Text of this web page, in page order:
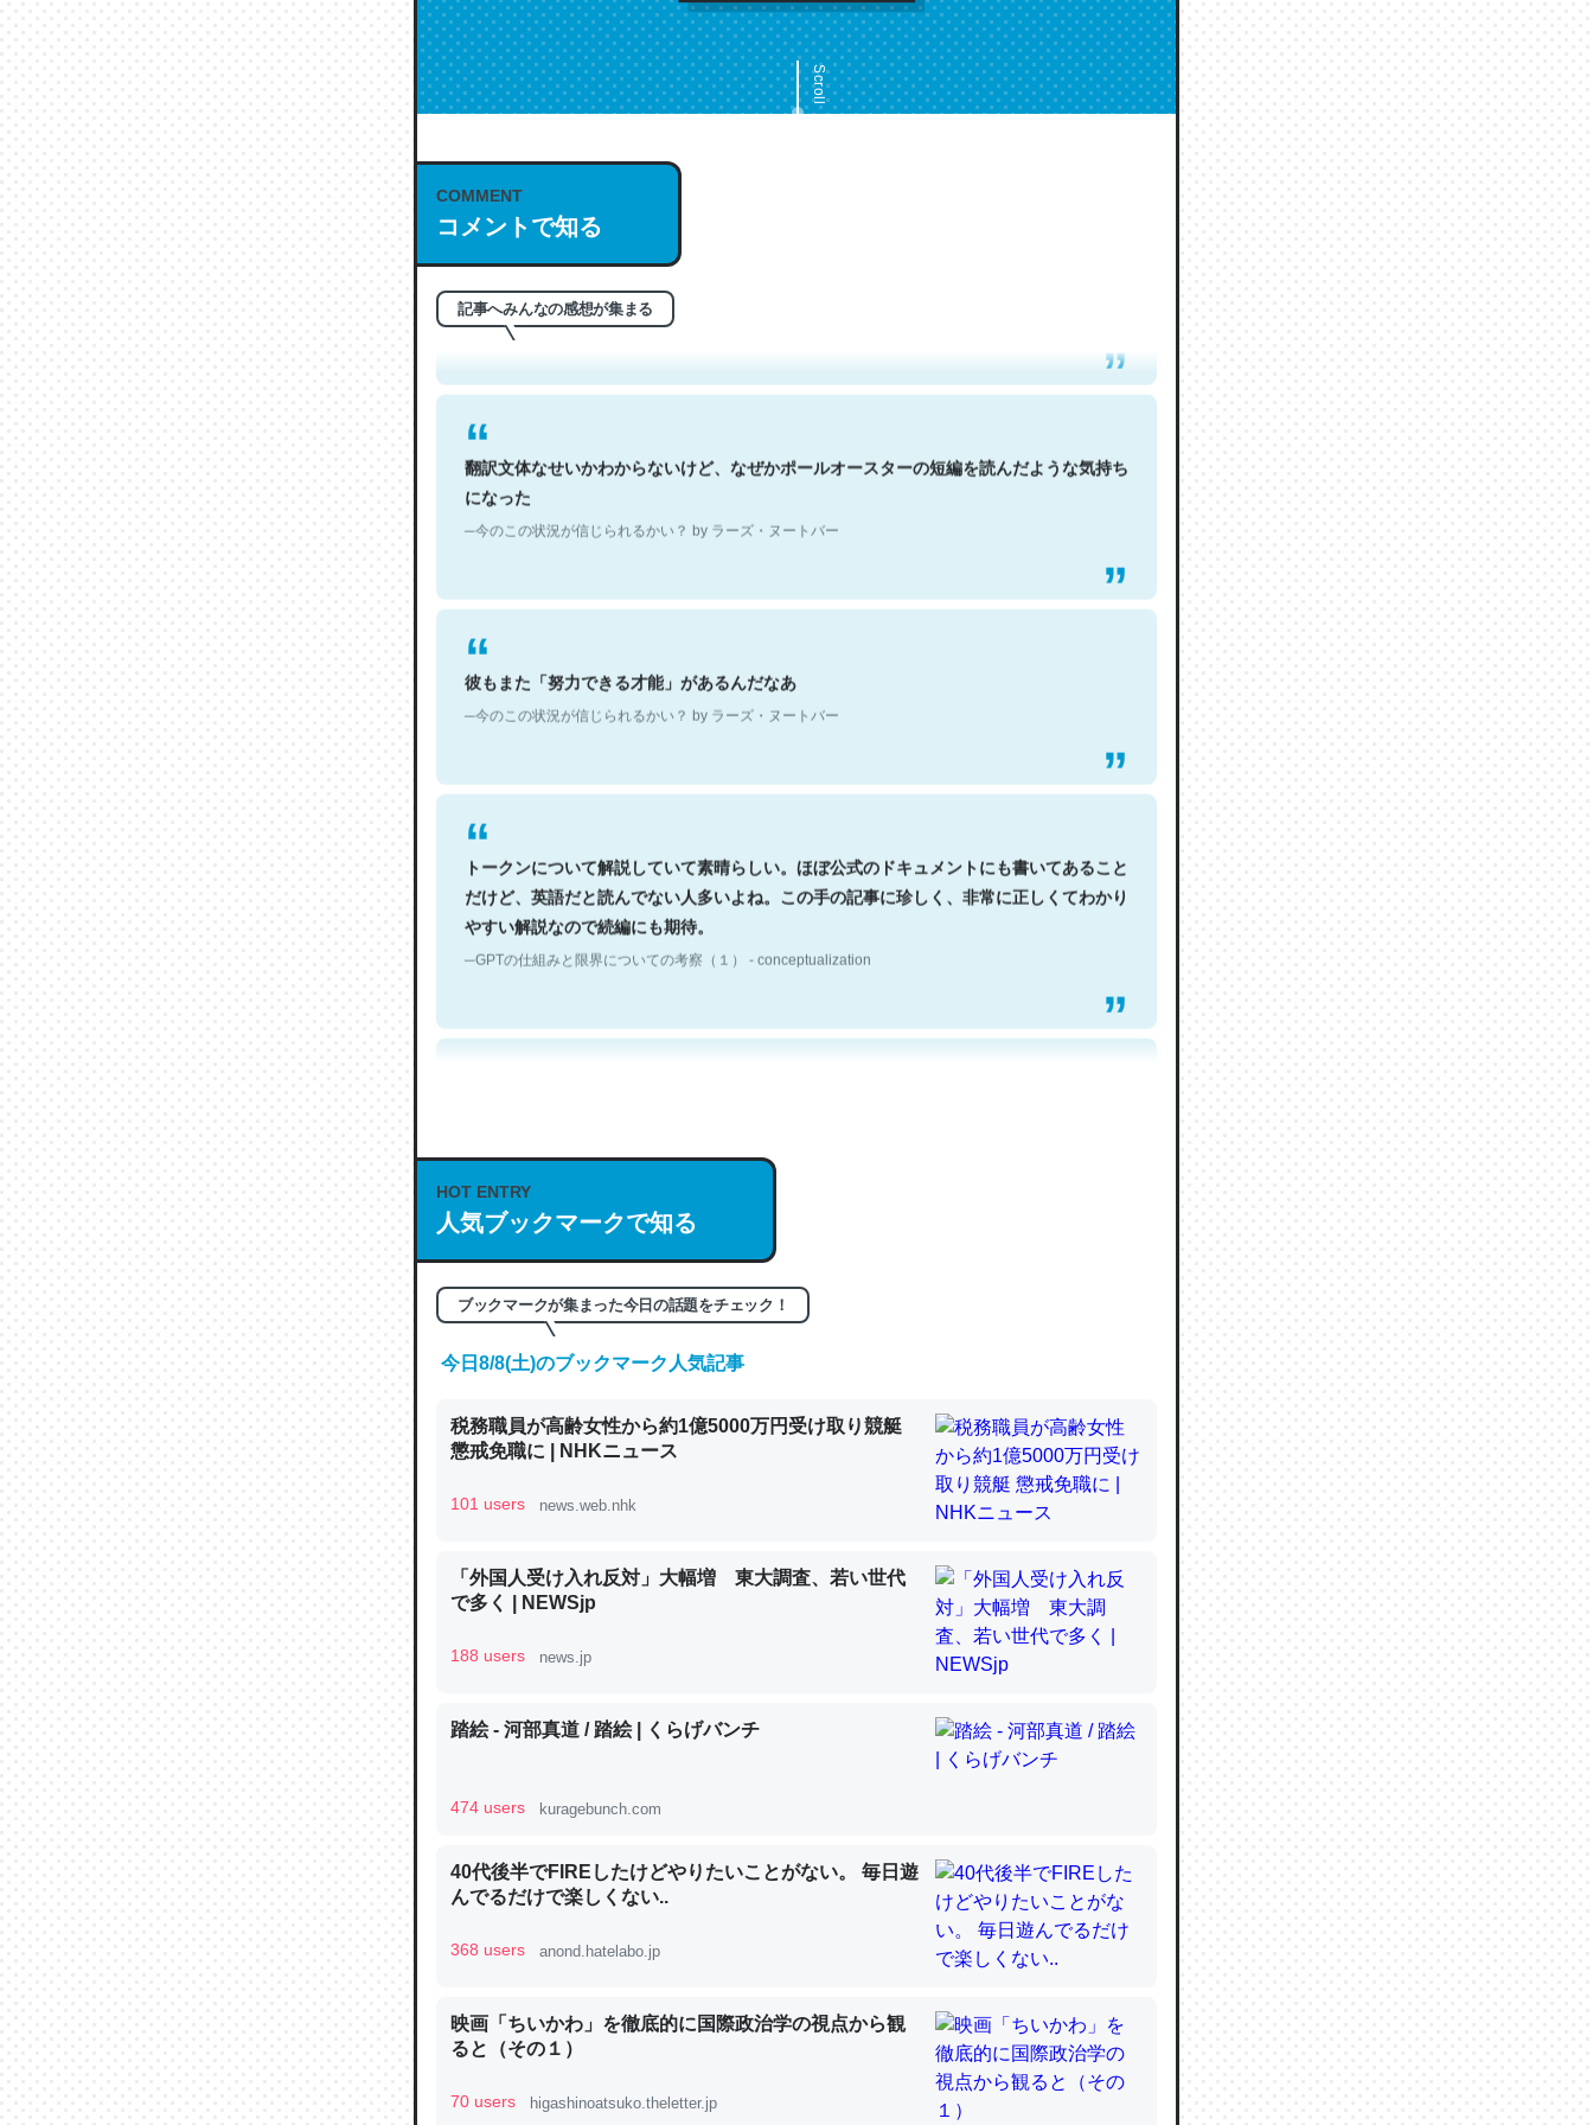
Scroll
COMMENT
コメントで知る
記事へみんなの感想が集まる
これは名文。彼はとてもクレバーなんだろうなと凄く思う。英語少しでも読める人は原文
もお勧め。自分はこの流れ好き。Let’s Fucking Go. Then Covid hit. Shit.
─今のこの状況が信じられるかい？ by ラーズ・ヌートバー
翻訳文体なせいかわからないけど、なぜかポールオースターの短編を読んだような気持ち
になった
─今のこの状況が信じられるかい？ by ラーズ・ヌートバー
彼もまた「努力できる才能」があるんだなあ
─今のこの状況が信じられるかい？ by ラーズ・ヌートバー
トークンについて解説していて素晴らしい。ほぼ公式のドキュメントにも書いてあること
だけど、英語だと読んでない人多いよね。この手の記事に珍しく、非常に正しくてわかり
やすい解説なので続編にも期待。
─GPTの仕組みと限界についての考察（１） - conceptualization
これは良記事。32768トークンだと英語小説100ページ分くらい。小説でいう「ずっと前
の伏線」は回収されないけど、短期記憶というには多い分量。進化すればするほど分かり
やすく強くなりそう
の600分の1程度。
─ニュース :: 【研究発表】昆虫学の大問題＝「昆虫はなぜ海にいないのか」に関する新仮説
論文では「淡水はカルシウムも酸素も不足してて両方に不利だから両方が拮抗してるので
チンを強化してる筈だが、酵素が違うのか？
類だと殻を無くしてナメクジになったり努力してるし。
─ニュース :: 【研究発表】昆虫学の大問題＝「昆虫はなぜ海にいないのか」に関する新仮説
HOT ENTRY
人気ブックマークで知る
ブックマークが集まった今日の話題をチェック！
今日8/8(土)のブックマーク人気記事
税務職員が高齢女性から約1億5000万円受け取り競艇
懲戒免職に | NHKニュース
101 users news.web.nhk
「外国人受け入れ反対」大幅増 東大調査、若い世代
で多く | NEWSjp
188 users news.jp
踏絵 - 河部真道 / 踏絵 | くらげバンチ
474 users kuragebunch.com
40代後半でFIREしたけどやりたいことがない。 毎日遊
んでるだけで楽しくない..
368 users anond.hatelabo.jp
映画「ちいかわ」を徹底的に国際政治学の視点から観
ると（その１）
70 users higashinoatsuko.theletter.jp